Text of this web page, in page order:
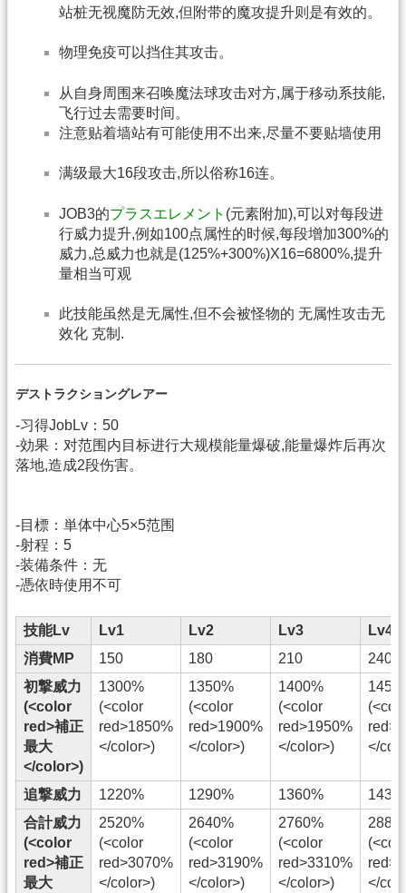
站桩无视魔防无效,但附带的魔攻提升则是有效的。
物理免疫可以挡住其攻击。
从自身周围来召唤魔法球攻击对方,属于移动系技能,
飞行过去需要时间。
注意贴着墙站有可能使用不出来,尽量不要贴墙使用
满级最大16段攻击,所以俗称16连。
JOB3的プラスエレメント (元素附加),可以对每段进
行威力提升,例如100点属性的时候,每段增加300%的
威力,总威力也就是(125%+300%)X16=6800%,提升
量相当可观
此技能虽然是无属性,但不会被怪物的 无属性攻击无
效化 克制.
デストラクショングレアー
-习得JobLv：50
-効果：对范围内目标进行大规模能量爆破,能量爆炸后再次
落地,造成2段伤害。
-目標：単体中心5×5范围
-射程：5
-装備条件：无
-憑依時使用不可
技能Lv Lv1 Lv2 Lv3
Lv4
消費MP
150 180 210
240
初撃威力
(<color
red>補正
最大
</color>)
1300%
(<color
red>1850%
</color>)
1350%
(<color
red>1900%
</color>)
1400%
(<color
red>1950%
</color>)
</
追撃威力 1220% 1290% 1360%
合計威力
(<color
red>補正
最大
2520%
(<color
red>3070%
</color>)
2640%
(<color
red>3190%
</color>)
2760%
(<color
red>3310%
</color>)
</